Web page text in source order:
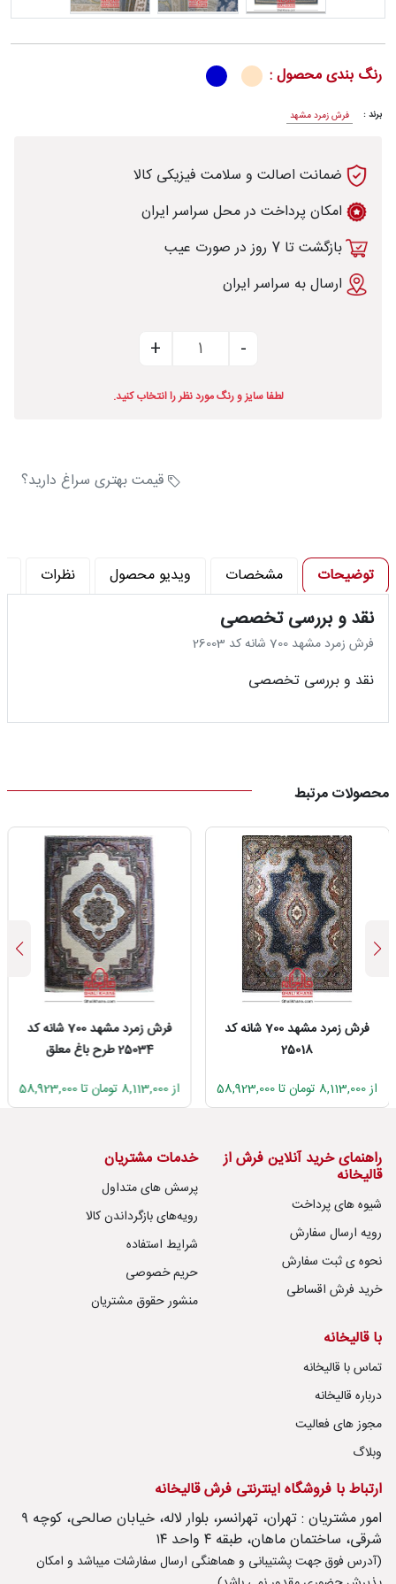
رویه‌های
بازگرداندن
کالا
رنگ بندی محصول :
برند : فرش زمرد مشهد
ضمانت اصالت و سلامت فیزیکی کالا
امکان پرداخت در محل سراسر ایران
بازگشت تا 7 روز در صورت عیب
ارسال به سراسر ایران
لطفا سایز و رنگ مورد نظر را انتخاب کنید.
قیمت بهتری سراغ دارید؟
توضیحات مشخصات ویدیو محصول نظرات
نقد و بررسی تخصصی
فرش زمرد مشهد 700 شانه کد 26003
نقد و بررسی تخصصی
محصولات مرتبط
فرش زمرد مشهد 700 شانه کد
25018
از 8,113,000 تومان تا 58,923,000
فرش زمرد مشهد 700 شانه کد
25034 طرح باغ معلق
از 8,113,000 تومان تا 58,923,000
راهنمای خرید آنلاین فرش از
قالیخانه
شیوه های پرداخت
رویه ارسال سفارش
نحوه ی ثبت سفارش
خرید فرش اقساطی
خدمات مشتریان
پرسش های متداول
رویه‌های بازگرداندن کالا
شرایط استفاده
حریم خصوصی
منشور حقوق مشتریان
با قالیخانه
تماس با قالیخانه
درباره قالیخانه
مجوز های فعالیت
وبلاگ
ارتباط با فروشگاه اینترنتی فرش قالیخانه
امور مشتریان : تهران، تهرانسر، بلوار لاله، خیابان صالحی، کوچه ۹
شرقی، ساختمان ماهان، طبقه ۴ واحد ۱۴
(آدرس فوق جهت پشتیبانی و هماهنگی ارسال سفارشات میباشد و امکان